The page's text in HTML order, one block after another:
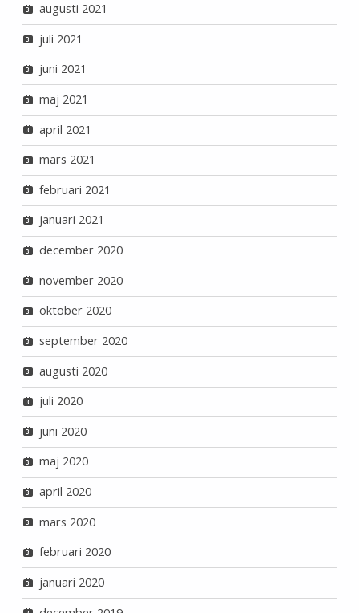
augusti 2021
juli 2021
juni 2021
maj 2021
april 2021
mars 2021
februari 2021
januari 2021
december 2020
november 2020
oktober 2020
september 2020
augusti 2020
juli 2020
juni 2020
maj 2020
april 2020
mars 2020
februari 2020
januari 2020